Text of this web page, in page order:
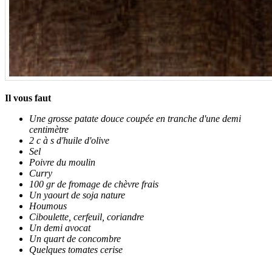
Il vous faut
Une grosse patate douce coupée en tranche d'une demi
centimètre
2 c à s d'huile d'olive
Sel
Poivre du moulin
Curry
100 gr de fromage de chèvre frais
Un yaourt de soja nature
Houmous
Ciboulette, cerfeuil, coriandre
Un demi avocat
Un quart de concombre
Quelques tomates cerise